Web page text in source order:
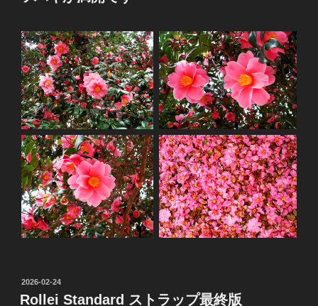
日:
投
稿
2026-02-24
Rollei Standard ストラップ最終版